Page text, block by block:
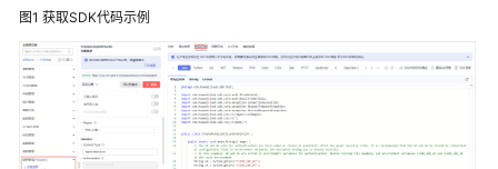
速
用
图1 获取SDK代码示例